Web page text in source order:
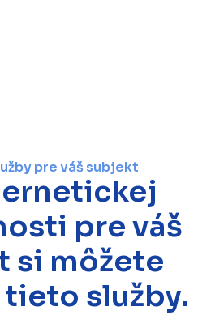
pre váš subjekt
pre váš
si môžete
služby.